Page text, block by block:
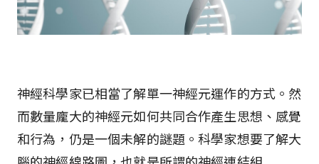
神經科學家已相當了解單一神經元運作的方式。然
而數量龐大的神經元如何共同合作產生思想、感覺
和行為，仍是一個未解的謎題。科學家想要了解大